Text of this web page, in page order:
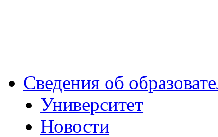
Сведения об
Университет
Новости